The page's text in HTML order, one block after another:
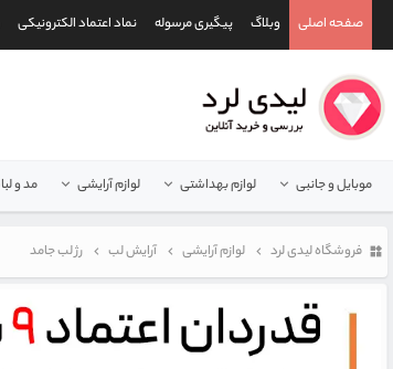
صفحه اصلی وبلاگ پیگیری مرسوله نماد اعتماد الکترونیکی
موبایل و جانبی لوازم بهداشتی لوازم آرایشی مد و
فروشگاه لیدی لرد لوازم آرایشی آرایش لب رژ لب جامد